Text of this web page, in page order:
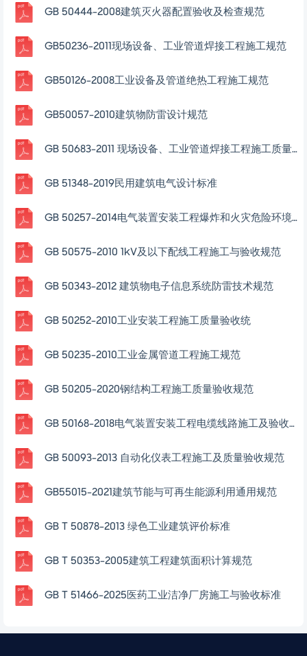
GB 50444-2008建筑灭火器配置验收及检查规范
GB50236-2011现场设备、工业管道焊接工程施工规范
GB50126-2008工业设备及管道绝热工程施工规范
GB50057-2010建筑物防雷设计规范
GB 50683-2011 现场设备、工业管道焊接工程施工质量验收规范
GB 51348-2019民用建筑电气设计标准
GB 50257-2014电气装置安装工程爆炸和火灾危险环境电气装置施工及验收规范
GB 50575-2010 1kV及以下配线工程施工与验收规范
GB 50343-2012 建筑物电子信息系统防雷技术规范
GB 50252-2010工业安装工程施工质量验收统
GB 50235-2010工业金属管道工程施工规范
GB 50205-2020钢结构工程施工质量验收规范
GB 50168-2018电气装置安装工程电缆线路施工及验收规范
GB 50093-2013 自动化仪表工程施工及质量验收规范
GB55015-2021建筑节能与可再生能源利用通用规范
GB T 50878-2013 绿色工业建筑评价标准
GB T 50353-2005建筑工程建筑面积计算规范
GB T 51466-2025医药工业洁净厂房施工与验收标准